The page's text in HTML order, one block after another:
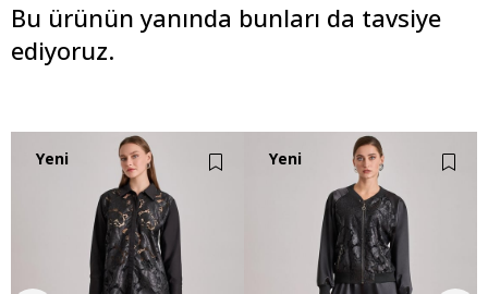
Bu ürünün yanında bunları da tavsiye
ediyoruz.
Yeni
Yeni